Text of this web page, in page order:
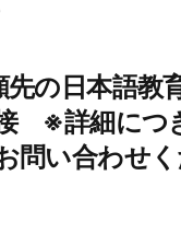
先の日本語教
※詳細につ
問い合わせく